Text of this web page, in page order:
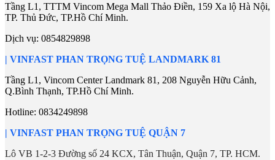
Tầng L1, TTTM Vincom Mega Mall Thảo Điền, 159 Xa lộ Hà Nội,
TP. Thủ Đức, TP.Hồ Chí Minh.
Dịch vụ: 0854829898
| VINFAST PHAN TRỌNG TUỆ LANDMARK 81
Tầng L1, Vincom Center Landmark 81, 208 Nguyễn Hữu Cảnh,
Q.Bình Thạnh, TP.Hồ Chí Minh.
Hotline: 0834249898
| VINFAST PHAN TRỌNG TUỆ QUẬN 7
Lô VB 1-2-3 Đường số 24 KCX, Tân Thuận, Quận 7, TP. HCM.